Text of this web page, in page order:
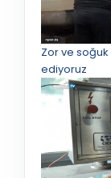
Zor ve
ediyoruz